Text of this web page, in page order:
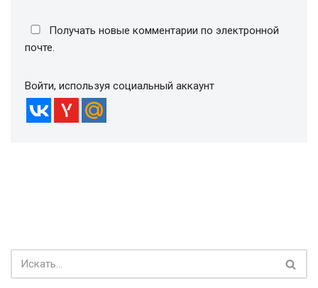
Получать новые комментарии по электронной
почте.
Войти, используя социальный аккаунт